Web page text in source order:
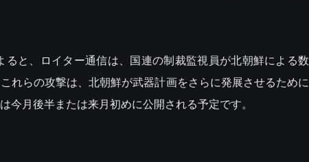
ると、ロイター通信は、国連の制裁監視員が北朝鮮による
れらの攻撃は、北朝鮮が武器計画をさらに発展させるため
今月後半または来月初めに公開される予定です。